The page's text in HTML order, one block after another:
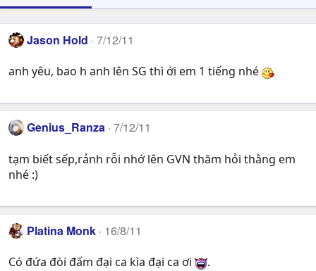
Jason Hold 7/12/11
anh yêu, bao h anh lên SG thì ới em 1 tiếng nhé
Genius_Ranza 7/12/11
tạm biết sếp,rảnh rỗi nhớ lên GVN thăm hỏi thằng em
nhé :)
Platina Monk 16/8/11
Có đứa đòi đấm đại ca kìa đại ca ơi .